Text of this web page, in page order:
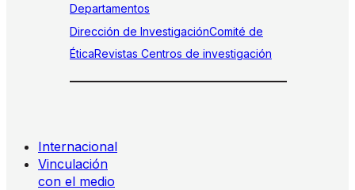
Departamentos
Dirección de InvestigaciónComité de
ÉticaRevistas Centros de investigación
Internacional
Vinculación
con el medio